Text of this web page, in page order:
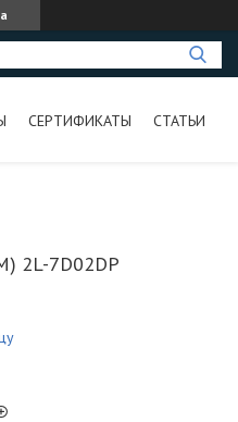
СЕРТИФИКАТЫ СТАТЬИ
2L-7D02DP